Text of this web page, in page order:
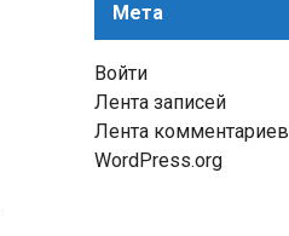
Мета
Войти
Лента записей
Лента комментариев
WordPress.org